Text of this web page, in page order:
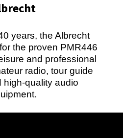
years, the Albrecht
the proven PMR446
and professional
radio, tour guide
high-quality audio